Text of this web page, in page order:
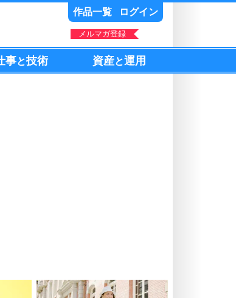
作品一覧 ログイン
メルマガ登録
事と技術 資産と運用